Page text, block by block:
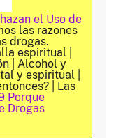
el Uso de
las razones
drogas.
espiritual |
| Alcohol y
y espiritual |
| Las
Porque
Drogas